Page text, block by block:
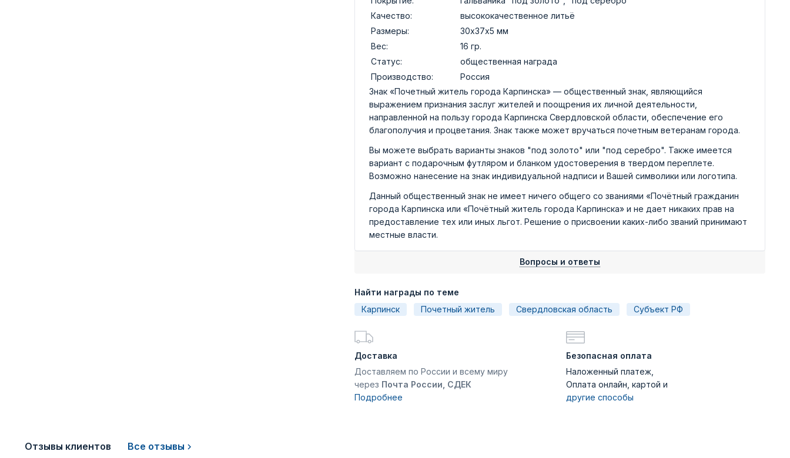
Качество:
высококачественное литьё
Размеры:
30х37х5 мм
Вес:
16 гр.
Статус:
общественная награда
Производство:
Россия
Знак «Почетный житель города Карпинска» — общественный знак, являющийся
выражением признания заслуг жителей и поощрения их личной деятельности,
направленной на пользу города Карпинска Свердловской области, обеспечение его
благополучия и процветания. Знак также может вручаться почетным ветеранам города.
Вы можете выбрать варианты знаков "под золото" или "под серебро". Также имеется
вариант с подарочным футляром и бланком удостоверения в твердом переплете.
Возможно нанесение на знак индивидуальной надписи и Вашей символики или логотипа.
Данный общественный знак не имеет ничего общего со званиями «Почётный гражданин
города Карпинска или «Почётный житель города Карпинска» и не дает никаких прав на
предоставление тех или иных льгот. Решение о присвоении каких-либо званий принимают
местные власти.
Вопросы и ответы
Найти награды по теме
Карпинск
Почетный житель Свердловская область Субъект РФ
Доставка
Доставляем по России и всему миру
через Почта России, СДЕК
Подробнее
Безопасная оплата
Наложенный платеж,
Оплата онлайн, картой и
другие способы
Отзывы клиентов Все отзывы